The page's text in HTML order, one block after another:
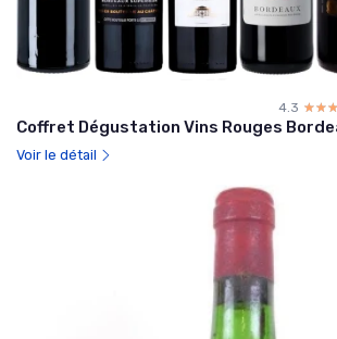
4.3
Coffret Dégustation Vins Rouges
Voir le détail